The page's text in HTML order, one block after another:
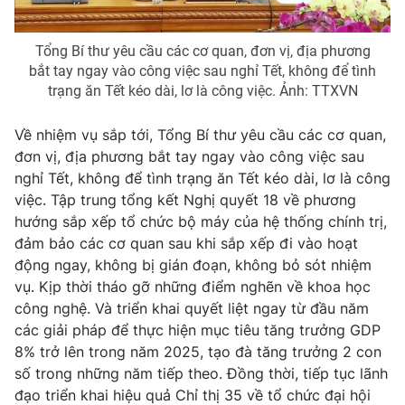
Thị trường 24h Tấm lòng Việt
VTV4 Vươn mình bằng AI
Liên hệ tòa soạn English
THỜI BÁO VTV
Theo dõi báo trên
Cơ quan chủ quản:Đài Truyền hình Việt Nam
Tổng Bí thư yêu cầu các cơ quan, đơn vị, địa phương
bắt tay ngay vào công việc sau nghỉ Tết, không để tình
trạng ăn Tết kéo dài, lơ là công việc. Ảnh: TTXVN
Về nhiệm vụ sắp tới, Tổng Bí thư yêu cầu các cơ quan,
đơn vị, địa phương bắt tay ngay vào công việc sau
nghỉ Tết, không để tình trạng ăn Tết kéo dài, lơ là công
việc. Tập trung tổng kết Nghị quyết 18 về phương
hướng sắp xếp tổ chức bộ máy của hệ thống chính trị,
đảm bảo các cơ quan sau khi sắp xếp đi vào hoạt
động ngay, không bị gián đoạn, không bỏ sót nhiệm
vụ. Kịp thời tháo gỡ những điểm nghẽn về khoa học
công nghệ. Và triển khai quyết liệt ngay từ đầu năm
các giải pháp để thực hiện mục tiêu tăng trưởng GDP
8% trở lên trong năm 2025, tạo đà tăng trưởng 2 con
số trong những năm tiếp theo. Đồng thời, tiếp tục lãnh
đạo triển khai hiệu quả Chỉ thị 35 về tổ chức đại hội